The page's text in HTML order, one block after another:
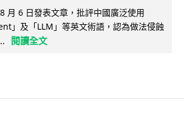
月 6 日發表文章，批評中國廣泛使用
」及「LLM」等英文術語，認為做法侵蝕
閱讀全文